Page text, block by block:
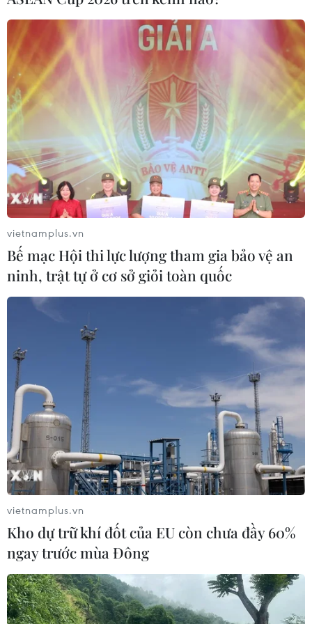
TIN CÙNG CHUYÊN MỤC
Thổ Nhĩ Kỳ tăng cường truy quét IS,
bắt giữ hơn 100 nghi phạm
vietnamplus.vn
Bế mạc Hội thi lực lượng tham gia bảo vệ an
ninh, trật tự ở cơ sở giỏi toàn quốc
vietnamplus.vn
Kho dự trữ khí đốt của EU còn chưa đầy 60%
ngay trước mùa Đông